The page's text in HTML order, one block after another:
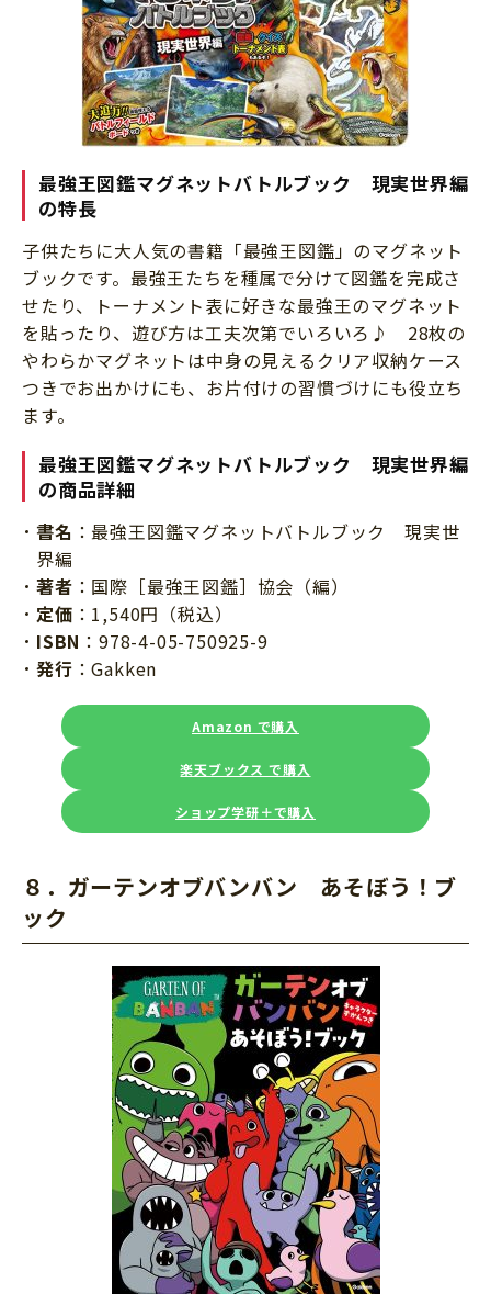
最強王図鑑マグネットバトルブック 現実世界編
の特長
子供たちに大人気の書籍「最強王図鑑」のマグネット
ブックです。最強王たちを種属で分けて図鑑を完成さ
せたり、トーナメント表に好きな最強王のマグネット
を貼ったり、遊び方は工夫次第でいろいろ♪ 28枚の
やわらかマグネットは中身の見えるクリア収納ケース
つきでお出かけにも、お片付けの習慣づけにも役立ち
ます。
最強王図鑑マグネットバトルブック 現実世界編
の商品詳細
書名 ：最強王図鑑マグネットバトルブック 現実世
界編
著者 ：国際［最強王図鑑］協会（編）
定価 ：1,540円（税込）
ISBN ：978-4-05-750925-9
発行 ：Gakken
Amazon で購入
楽天ブックス で購入
ショップ学研＋で購入
８． ガーテンオブバンバン あそぼう！ブ
ック